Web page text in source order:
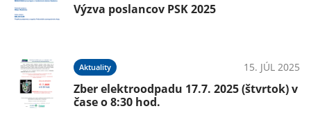
Výzva poslancov PSK 2025
Aktuality 15. JÚL 2025
Zber elektroodpadu 17.7. 2025 (štvrtok) v
čase o 8:30 hod.